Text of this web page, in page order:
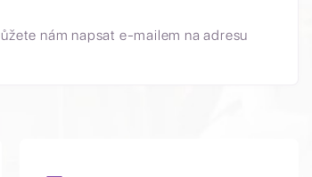
nám napsat e-mailem na adresu